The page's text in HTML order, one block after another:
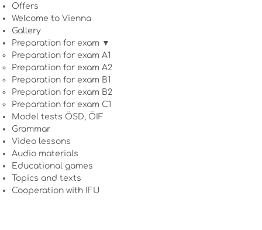
Offers
Welcome to Vienna
Gallery
Preparation for exam ▼
Preparation for exam A1
Preparation for exam A2
Preparation for exam B1
Preparation for exam B2
Preparation for exam C1
Model tests ÖSD, ÖIF
Grammar
Video lessons
Audio materials
Educational games
Topics and texts
Cooperation with IFU